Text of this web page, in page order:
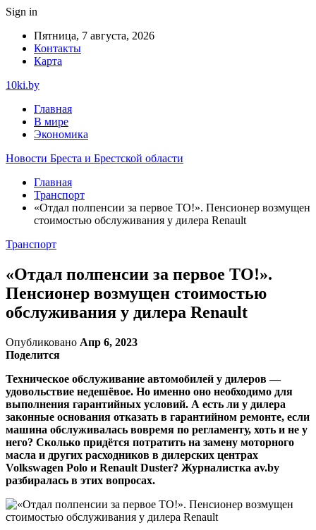
Sign in
Пятница, 7 августа, 2026
Контакты
Карта
10ki.by
Главная
В мире
Экономика
Новости Бреста и Брестской области
Главная
Транспорт
«Отдал полпенсии за первое ТО!». Пенсионер возмущен
стоимостью обслуживания у дилера Renault
Транспорт
«Отдал полпенсии за первое ТО!».
Пенсионер возмущен стоимостью
обслуживания у дилера Renault
Опубликовано Апр 6, 2023
Поделится
Техническое обслуживание автомобилей у дилеров —
удовольствие недешёвое. Но именно оно необходимо для
выполнения гарантийных условий. А есть ли у дилера
законные основания отказать в гарантийном ремонте, если
машина обслуживалась вовремя по регламенту, хоть и не у
него? Сколько придётся потратить на замену моторного
масла и других расходников в дилерских центрах
Volkswagen Polo и Renault Duster? Журналистка av.by
разбиралась в этих вопросах.